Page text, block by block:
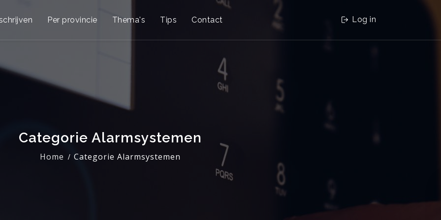
Per provincie Thema's Tips Contact Log in
Categorie Alarmsystemen
Home Categorie Alarmsystemen